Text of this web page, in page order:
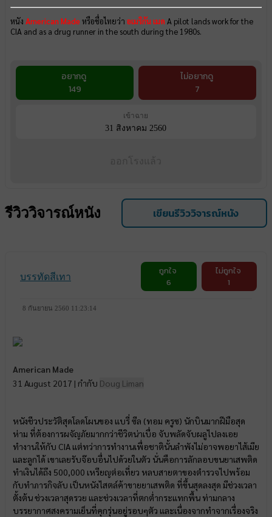
หนัง American Made หรือชื่อไทยว่า อเมริกัน เมด A pilot lands work for the
CIA and as a drug runner in the south during the 1980s.
อยากดู
149
ไม่อยากดู
7
เข้าฉาย
31 สิงหาคม 2560
รีวิววิจารณ์หนัง เขียนรีวิววิจารณ์หนัง
บรรทัดสีเทา
ถูกใจ
6
ไม่ถูกใจ
1
8 กันยายน 2560 11:23:14
American Made
31 August 2017 | กำกับ Doug Liman
หนังชีวประวัติสุดโลดโผนของ แบรี่ ซีล (ทอม ครูซ) นักบินมากฝีมือสุด
ห่าม ที่ต้องการผจัญภัยมากกว่าชีวิตน่าเบื่อ จับพลัดจับผลูไปลงเอย
ทำงานให้กับ CIA แต่ทว่าการทำงานเพื่อชาตินั้นลำพังไม่อาจพอยาไส้เมีย
และลูกได้ เขาเลยรับจ๊อบอื่นไปด้วยในตัว นั่นคือการลักลอบขนยาเสพติด
ทำเงินได้ถึง 500,000 เหรียญต่อเที่ยว หลบสายตาของตำรวจไปพร้อม
กับทำภารกิจลับ เป็นหนังไสตล์ค้าขายยาเสพติด ที่ขึ้นสุดลงสุด มีช่วงเวลา
ตั้งต้น ช่วงเวลาสุดรวย และช่วงเวลาที่ตกต่ำกระแทกพื้น ท่ามกลาง
บรรยากาศสงครามเย็นที่คุกรุ่นอยู่รอบๆตัว และเนื่องจากทำจากเรื่องจริง